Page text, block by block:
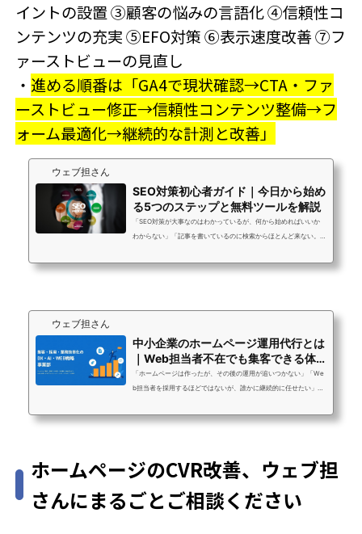
イントの設置 ③顧客の悩みの言語化 ④信頼性コ
ンテンツの充実 ⑤EFO対策 ⑥表示速度改善 ⑦フ
ァーストビューの見直し
・ 進める順番は「GA4で現状確認→CTA・ファ
ーストビュー修正→信頼性コンテンツ整備→フ
ォーム最適化→継続的な計測と改善」
ウェブ担さん
SEO対策初心者ガイド｜今日から始め
る5つのステップと無料ツールを解説
「SEO対策が大事なのはわかっているが、何から始めればいいか
わからない」「記事を書いているのに検索からほとんど来ない。
い順番で取り組めば初心者でも成果を出せます。むしろ「なんと
わります。この記事では、SEO対策を初めて取り組む方向けに、
門用語は最小限に、具体的なアクション...
ウェブ担さん
中小企業のホームページ運用代行とは
｜Web担当者不在でも集客できる体
制の作り方
「ホームページは作ったが、その後の運用が追いつかない」「We
b担当者を採用するほどではないが、誰かに継続的に任せたい」
安」Web担当者が不在または兼任という状況は、中小企業に非常
ている」という声が大半を占めています。Web担当者を1人採用す
ると年収350〜500万円のコストがかかります。ホームページ運用
代行は月額5〜20万円の定額で、採用・教...
ホームページのCVR改善、ウェブ担
さんにまるごとご相談ください